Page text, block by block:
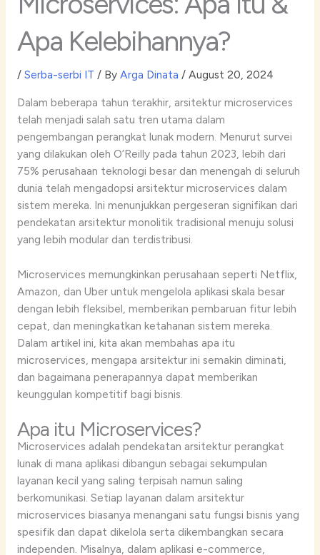
Apa Kelebihannya?
/ Serba-serbi IT / By Arga Dinata / August 20, 2024
Dalam beberapa tahun terakhir, arsitektur microservices
telah menjadi salah satu tren utama dalam
pengembangan perangkat lunak modern. Menurut survei
yang dilakukan oleh O’Reilly pada tahun 2023, lebih dari
75% perusahaan teknologi besar dan menengah di seluruh
dunia telah mengadopsi arsitektur microservices dalam
sistem mereka. Ini menunjukkan pergeseran signifikan dari
pendekatan arsitektur monolitik tradisional menuju solusi
yang lebih modular dan terdistribusi.
Microservices memungkinkan perusahaan seperti Netflix,
Amazon, dan Uber untuk mengelola aplikasi skala besar
dengan lebih fleksibel, memberikan pembaruan fitur lebih
cepat, dan meningkatkan ketahanan sistem mereka.
Dalam artikel ini, kita akan membahas apa itu
microservices, mengapa arsitektur ini semakin diminati,
dan bagaimana penerapannya dapat memberikan
keunggulan kompetitif bagi bisnis.
Apa itu Microservices?
Microservices adalah pendekatan arsitektur perangkat
lunak di mana aplikasi dibangun sebagai sekumpulan
layanan kecil yang saling terpisah namun saling
berkomunikasi. Setiap layanan dalam arsitektur
microservices biasanya menangani satu fungsi bisnis yang
spesifik dan dapat dikelola serta dikembangkan secara
independen. Misalnya, dalam aplikasi e-commerce,